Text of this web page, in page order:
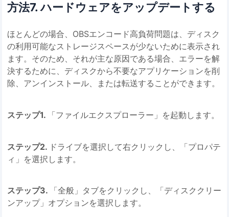
方法7. ハードウェアをアップデートする
ほとんどの場合、OBSエンコード高負荷問題は、ディスク
の利用可能なストレージスペースが少ないために表示され
ます。そのため、それが主な原因である場合、エラーを解
決するために、ディスクから不要なアプリケーションを削
除、アンインストール、または転送することができます。
ステップ1. 「ファイルエクスプローラー」を起動します。
ステップ2. ドライブを選択して右クリックし、「プロパテ
ィ」を選択します。
ステップ3.
「全般」タブをクリックし、「ディスククリー
ンアップ」オプションを選択します。